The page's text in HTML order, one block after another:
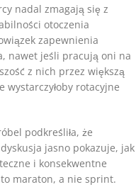
nadal zmagają się z
otoczenia
zapewnienia
nawet jeśli pracują oni na
z nich przez większą
wystarczyłoby rotacyjne
podkreśliła, że
jasno pokazuje, jak
i konsekwentne
maraton, a nie sprint.